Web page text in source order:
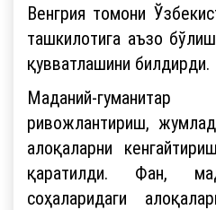
Венгрия томони
ташкилотига аъзо
қувватлашини билдирди.
Маданий-
ривожлантириш,
алоқаларни
қаратилди. Фан,
соҳаларидаги